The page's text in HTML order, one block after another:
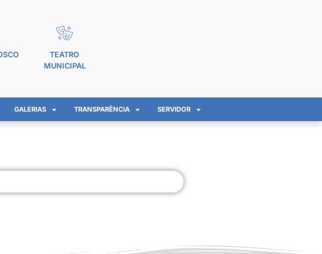
TEATRO
MUNICIPAL
GALERIAS TRANSPARÊNCIA SERVIDOR